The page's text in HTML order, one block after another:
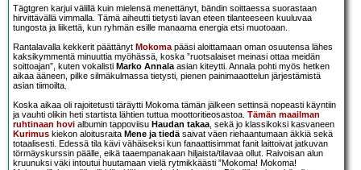
Tägtgren karjui välillä kuin mielensä menettänyt, bändin soittaessa suorastaan
hirvittävällä vimmalla. Tämä aiheutti tietysti lavan eteen tilanteeseen kuuluvaa
tungosta ja liikettä, kun ryhmän esille manaama energia etsi muotoaan.
Rantalavalla kekkerit päättänyt Mokomapääsi aloittamaan oman osuutensa lähes
kaksikymmentä minuuttia myöhässä, koska ”ruotsalaiset meinasi ottaa meidän
soittoajan”, kuten vokalisti Marko Annalaasian kiteytti. Annala pohti myös hetken
aikaa ääneen, pilke silmäkulmassa tietysti, pienen painimaaottelun järjestämistä
asian tiimoilta.
Koska aikaa oli rajoitetusti täräytti Mokoma tämän jälkeen settinsä nopeasti käyntiin
ja vauhti olikin heti startista lähtien tuttua moottoritieosastoa. Tämän maailman
ruhtinaan hovi albumin tappoviisu Haudan takaa, sekä jo klassikoksi kasvaneen
Kurimus kiekon aloitusraita Mene ja tiedäsaivat väen riehaantumaan äkkiä sekä
totaalisesti. Edessä tila kävi vähäiseksi kun fanaattisimmat fanit laittoivat jatkuvan
törmäyskurssin päälle, eikä taaempanakaan hiljaista/tilavaa ollut. Raivoisan alun
kruunuksi väki intoutui huutamaan vielä rytmikkäästi ”Mokoma! Mokoma!